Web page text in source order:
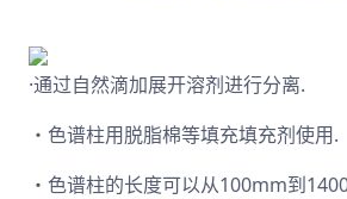
·通过自然滴加展开溶剂进行分离.
・色谱柱用脱脂棉等填充填充剂使用.
・色谱柱的长度可以从100mm到